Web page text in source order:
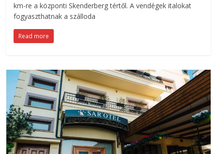
km-re a központi Skenderberg tértől. A vendégek italokat
fogyaszthatnak a szálloda
Read more